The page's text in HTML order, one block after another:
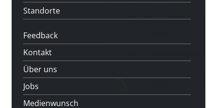
Standorte
Feedback
Kontakt
Über uns
Jobs
Medienwunsch